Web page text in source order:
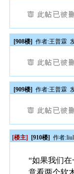
[908楼] 作者:王普霖
[909楼] 作者:王普霖
[楼主] [910楼] 作者:
“如果我们
意看两个软